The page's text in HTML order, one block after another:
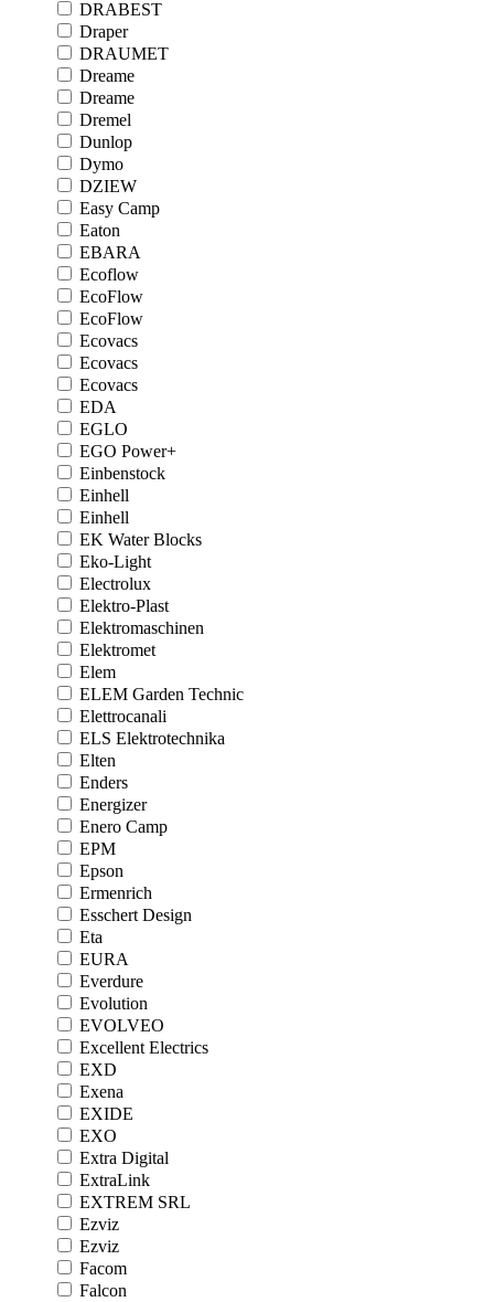
DRABEST
Draper
DRAUMET
Dreame
Dreame
Dremel
Dunlop
Dymo
DZIEW
Easy Camp
Eaton
EBARA
Ecoflow
EcoFlow
EcoFlow
Ecovacs
Ecovacs
Ecovacs
EDA
EGLO
EGO Power+
Einbenstock
Einhell
Einhell
EK Water Blocks
Eko-Light
Electrolux
Elektro-Plast
Elektromaschinen
Elektromet
Elem
ELEM Garden Technic
Elettrocanali
ELS Elektrotechnika
Elten
Enders
Energizer
Enero Camp
EPM
Epson
Ermenrich
Esschert Design
Eta
EURA
Everdure
Evolution
EVOLVEO
Excellent Electrics
EXD
Exena
EXIDE
EXO
Extra Digital
ExtraLink
EXTREM SRL
Ezviz
Ezviz
Facom
Falcon